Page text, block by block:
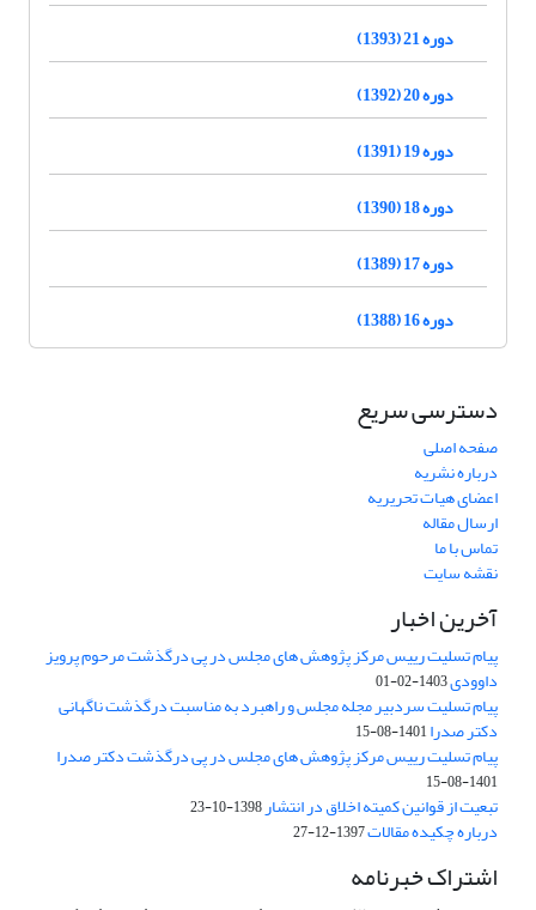
دوره 21 (1393)
دوره 20 (1392)
دوره 19 (1391)
دوره 18 (1390)
دوره 17 (1389)
دوره 16 (1388)
دسترسی سریع
صفحه اصلی
درباره نشریه
اعضای هیات تحریریه
ارسال مقاله
تماس با ما
نقشه سایت
آخرین اخبار
پیام تسلیت رییس مرکز پژوهش های مجلس در پی درگذشت مرحوم پرویز
داوودی1403-02-01
پیام تسلیت سردبیر مجله مجلس و راهبرد به مناسبت درگذشت ناگهانی
دکتر صدرا1401-08-15
پیام تسلیت رییس مرکز پژوهش های مجلس در پی درگذشت دکتر صدرا
1401-08-15
تبعیت از قوانین کمیته اخلاق در انتشار1398-10-23
درباره چکیده مقالات1397-12-27
اشتراک خبرنامه